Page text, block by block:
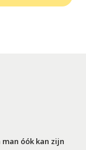
óók kan zijn